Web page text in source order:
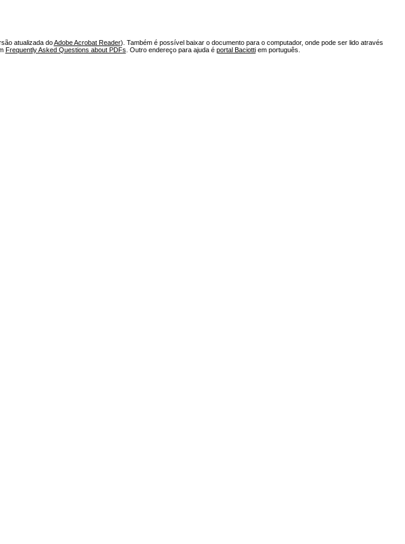
atualizada doAdobe Acrobat Reader). Também é possível baixar o documento para o computador, onde pode ser lido através
Frequently Asked Questions about PDFs . Outro endereço para ajuda é portal Baciottiem português.